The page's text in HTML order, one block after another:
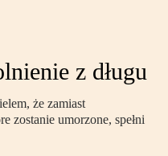
z długu
że zamiast
zostanie umorzone, spełni